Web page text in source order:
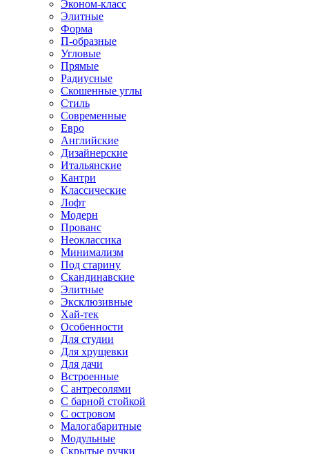
Эконом-класс
Элитные
Форма
П-образные
Угловые
Прямые
Радиусные
Скошенные углы
Стиль
Современные
Евро
Английские
Дизайнерские
Итальянские
Кантри
Классические
Лофт
Модерн
Прованс
Неоклассика
Минимализм
Под старину
Скандинавские
Элитные
Эксклюзивные
Хай-тек
Особенности
Для студии
Для хрущевки
Для дачи
Встроенные
С антресолями
С барной стойкой
С островом
Малогабаритные
Модульные
Скрытые ручки